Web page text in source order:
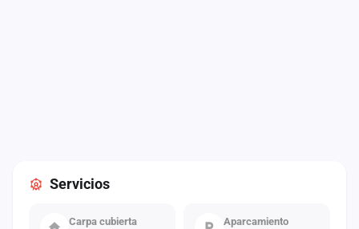
Servicios
Carpa cubierta Aparcamiento